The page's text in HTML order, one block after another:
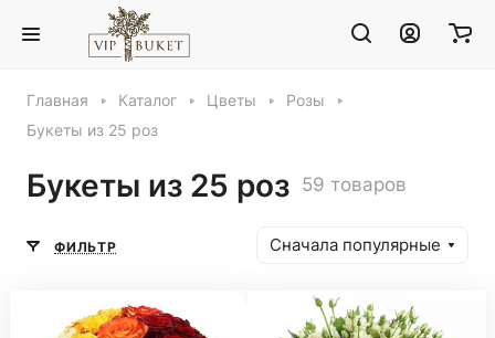
Главная Каталог Цветы
Розы
Букеты из 25 роз
Букеты из 25 роз 59 товаров
ФИЛЬТР Сначала популярные